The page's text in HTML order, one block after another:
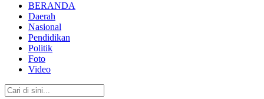
BERANDA
Daerah
Nasional
Pendidikan
Politik
Foto
Video